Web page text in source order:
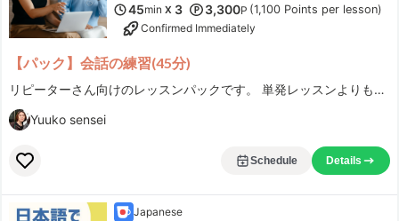
【パック】会話の練習(45分)
リピーターさん向けのレッスンパックです。 単発レッスンよりも少しだけお得です。
45min X 3 3,300P (1,100 Points per lesson)
Confirmed Immediately
Yuuko sensei
Schedule Details
Japanese